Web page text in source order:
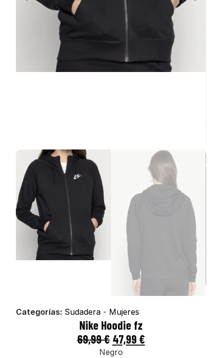
Categorías: Sudadera - Mujeres
Nike Hoodie fz
69,99€ 47,99 €
Negro